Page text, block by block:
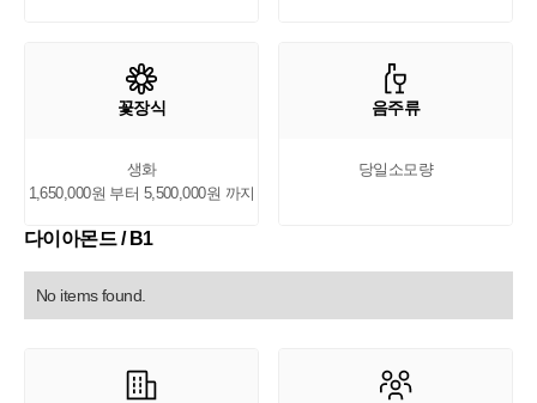
꽃장식
생화
1,650,000원 부터 5,500,000원 까지
음주류
당일소모량
다이아몬드 / B1
No items found.